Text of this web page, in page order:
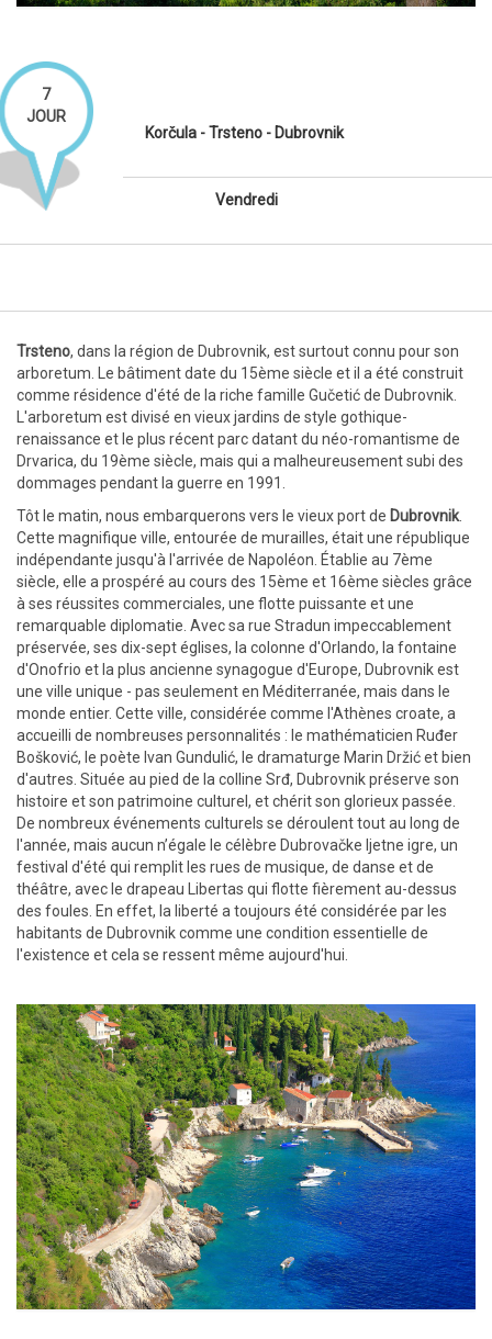
7
JOUR
Korčula - Trsteno - Dubrovnik
Vendredi
Trsteno, dans la région de Dubrovnik, est surtout connu pour son
arboretum. Le bâtiment date du 15ème siècle et il a été construit
comme résidence d'été de la riche famille Gučetić de Dubrovnik.
L'arboretum est divisé en vieux jardins de style gothique-
renaissance et le plus récent parc datant du néo-romantisme de
Drvarica, du 19ème siècle, mais qui a malheureusement subi des
dommages pendant la guerre en 1991.
Tôt le matin, nous embarquerons vers le vieux port de Dubrovnik
Cette magnifique ville, entourée de murailles, était une république
indépendante jusqu'à l'arrivée de Napoléon. Établie au 7ème
siècle, elle a prospéré au cours des 15ème et 16ème siècles grâce
à ses réussites commerciales, une flotte puissante et une
remarquable diplomatie. Avec sa rue Stradun impeccablement
préservée, ses dix-sept églises, la colonne d'Orlando, la fontaine
d'Onofrio et la plus ancienne synagogue d'Europe, Dubrovnik est
une ville unique - pas seulement en Méditerranée, mais dans le
monde entier. Cette ville, considérée comme l'Athènes croate, a
accueilli de nombreuses personnalités : le mathématicien Ruđer
Bošković, le poète Ivan Gundulić, le dramaturge Marin Držić et bien
d'autres. Située au pied de la colline Srđ, Dubrovnik préserve son
histoire et son patrimoine culturel, et chérit son glorieux passée.
De nombreux événements culturels se déroulent tout au long de
l'année, mais aucun n’égale le célèbre Dubrovačke ljetne igre, un
festival d'été qui remplit les rues de musique, de danse et de
théâtre, avec le drapeau Libertas qui flotte fièrement au-dessus
des foules. En effet, la liberté a toujours été considérée par les
habitants de Dubrovnik comme une condition essentielle de
l'existence et cela se ressent même aujourd'hui.